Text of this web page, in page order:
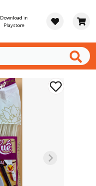
Download in
Playstore